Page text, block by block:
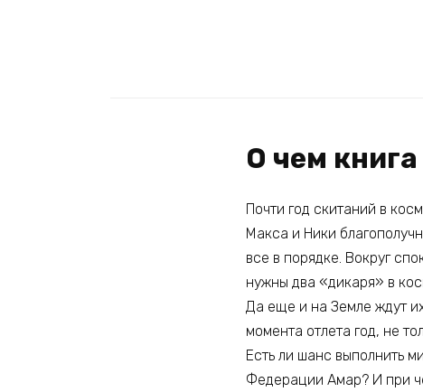
О чем
Почти год скитаний в
Макса и Ники
все в порядке. Вокруг
нужны два «дикаря» в
Да еще и на Земле ждут
момента отлета год, не
Есть ли шанс выполнить
Федерации Амар? И при